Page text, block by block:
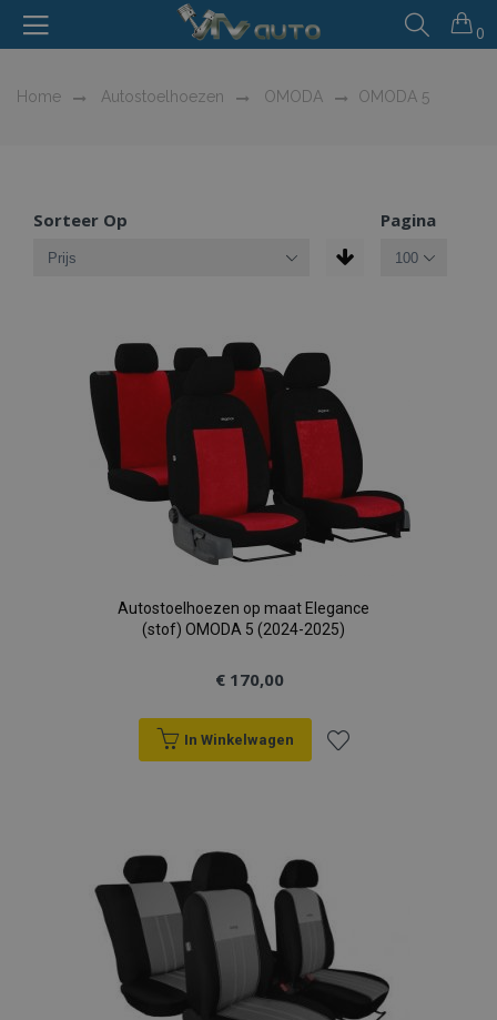
0
Home Autostoelhoezen OMODA OMODA 5
Sorteer Op Pagina
Autostoelhoezen op maat Elegance
(stof) OMODA 5 (2024-2025)
€ 170,00
In Winkelwagen
verlanglijst